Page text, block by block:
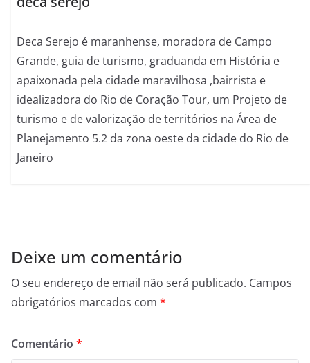
Deca Serejo é maranhense, moradora de Campo
Grande, guia de turismo, graduanda em História e
apaixonada pela cidade maravilhosa ,bairrista e
idealizadora do Rio de Coração Tour, um Projeto de
turismo e de valorização de territórios na Área de
Planejamento 5.2 da zona oeste da cidade do Rio de
Janeiro
Deixe um comentário
O seu endereço de email não será publicado. Campos
obrigatórios marcados com *
Comentário *